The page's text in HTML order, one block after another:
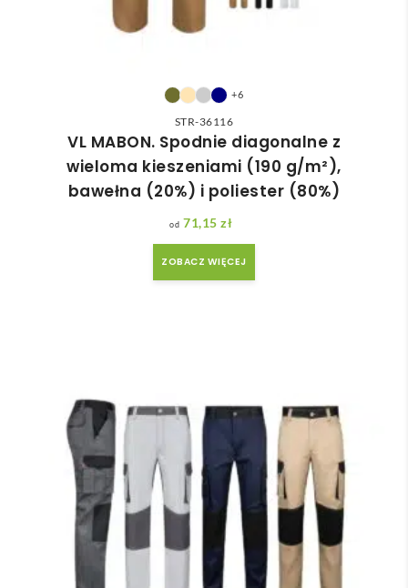
+6
STR-36116
VL MABON. Spodnie diagonalne z
wieloma kieszeniami (190 g/m²),
bawełna (20%) i poliester (80%)
71,15zł
ZOBACZ WIĘCEJ